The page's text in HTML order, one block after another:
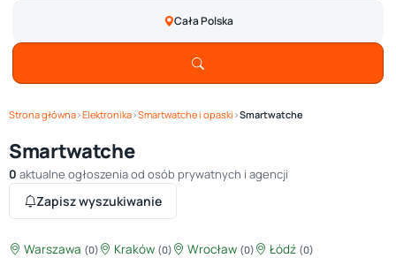
Cała Polska
Strona główna›Elektronika›Smartwatche i opaski ›Smartwatche
Smartwatche
0 aktualne ogłoszenia od osób prywatnych i agencji
Zapisz wyszukiwanie
Warszawa (0) Kraków (0) Wrocław (0) Łódź (0)